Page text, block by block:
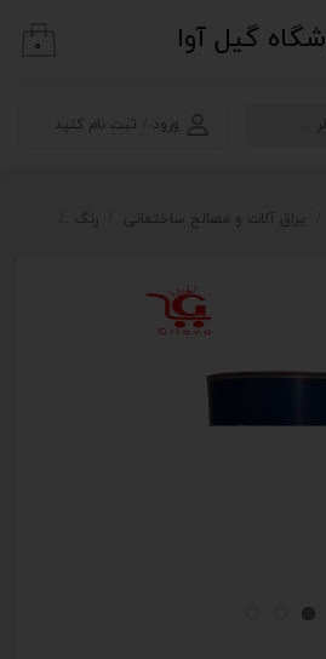
گیل آوا
ورود ثبت نام کنید
۰
یراق آلات و مصالح ساختمانی رنگ